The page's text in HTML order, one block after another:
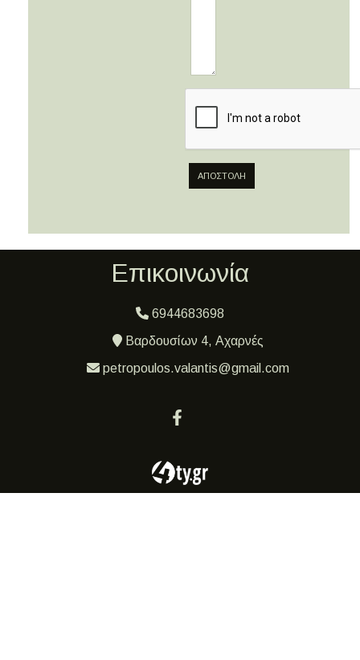
ΑΠΟΣΤΟΛΉ
Επικοινωνία
6944683698
Βαρδουσίων 4, Αχαρνές
petropoulos.valantis@gmail.com